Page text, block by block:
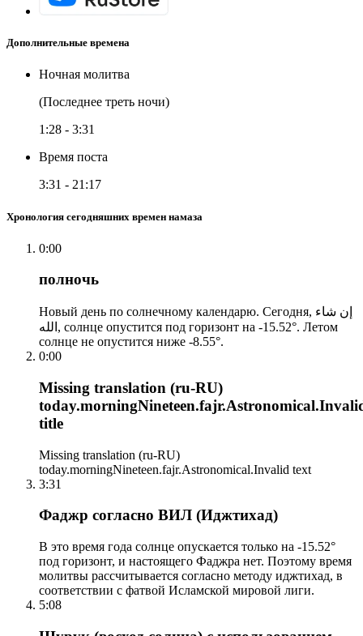
Дополнительные времена
Ночная молитва
(Последнее треть ночи)
1:28 - 3:31
Время поста
3:31 - 21:17
Хронология сегодняшних времен намаза
0:00
полночь
Новый день по солнечному календарю. Сегодня, إن شاء
الله, солнце опустится под горизонт на -15.52°. Летом
солнце не опустится ниже -8.55°.
0:00
Missing translation (ru-RU)
title
Missing translation (ru-RU)
today.morningNineteen.fajr.Astronomical.Invalid text
3:31
Фаджр согласно ВИЛ (Иджтихад)
В это время года солнце опускается только на -15.52°
под горизонт, и настоящего Фаджра нет. Поэтому время
молитвы рассчитывается согласно методу иджтихад, в
соответствии с фатвой Исламской мировой лиги.
5:08